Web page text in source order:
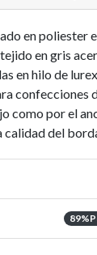
en poliester
en gris
en hilo de
confecciones
como por el
calidad del